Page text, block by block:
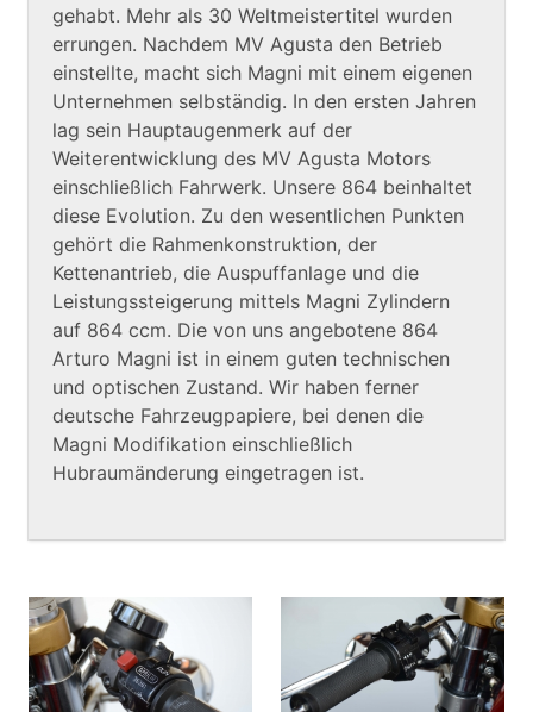
gehabt. Mehr als 30 Weltmeistertitel wurden
errungen. Nachdem MV Agusta den Betrieb
einstellte, macht sich Magni mit einem eigenen
Unternehmen selbständig. In den ersten Jahren
lag sein Hauptaugenmerk auf der
Weiterentwicklung des MV Agusta Motors
einschließlich Fahrwerk. Unsere 864 beinhaltet
diese Evolution. Zu den wesentlichen Punkten
gehört die Rahmenkonstruktion, der
Kettenantrieb, die Auspuffanlage und die
Leistungssteigerung mittels Magni Zylindern
auf 864 ccm. Die von uns angebotene 864
Arturo Magni ist in einem guten technischen
und optischen Zustand. Wir haben ferner
deutsche Fahrzeugpapiere, bei denen die
Magni Modifikation einschließlich
Hubraumänderung eingetragen ist.